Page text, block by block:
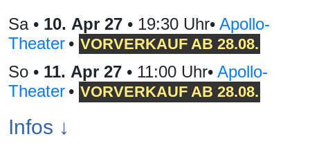
Sa• 10. Apr 27 • 19:30 Uhr• Apollo-
Theater • VOR­VERKAUF AB 28.08.
So • 11. Apr 27 • 11:00 Uhr• Apollo-
Theater • VOR­VERKAUF AB 28.08.
Infos ↓